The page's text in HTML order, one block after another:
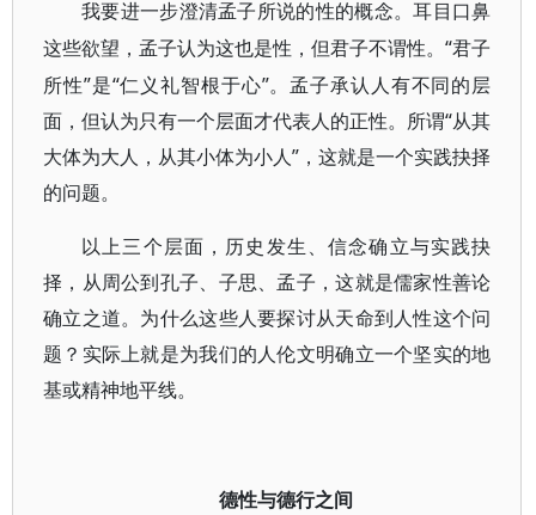
我要进一步澄清孟子所说的性的概念。耳目口鼻
这些欲望，孟子认为这也是性，但君子不谓性。“君子
所性”是“仁义礼智根于心”。孟子承认人有不同的层
面，但认为只有一个层面才代表人的正性。所谓“从其
大体为大人，从其小体为小人”，这就是一个实践抉择
的问题。
以上三个层面，历史发生、信念确立与实践抉
择，从周公到孔子、子思、孟子，这就是儒家性善论
确立之道。为什么这些人要探讨从天命到人性这个问
题？实际上就是为我们的人伦文明确立一个坚实的地
基或精神地平线。
德性与德行之间